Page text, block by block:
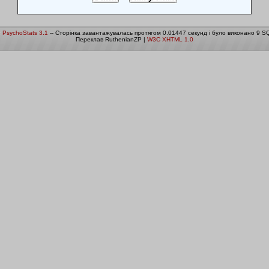
PsychoStats 3.1 -- Сторінка завантажувалась протягом 0.01447 секунд і було виконано 9
Переклав RuthenianZP | W3C XHTML 1.0